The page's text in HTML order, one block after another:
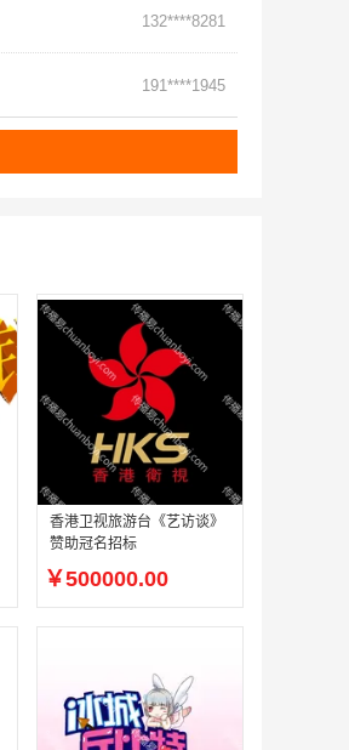
132****8281
191****1945
香港卫视旅游台《艺访谈》
赞助冠名招标
￥500000.00